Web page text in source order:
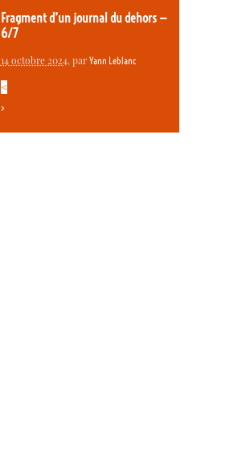
Fragment d’un journal du dehors —
6/7
14 octobre 2024, par Yann Leblanc
<
>